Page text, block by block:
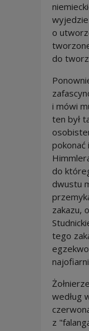
o
do
i mówi
ten był
do
dwustu
zakazu,
tego
według
z